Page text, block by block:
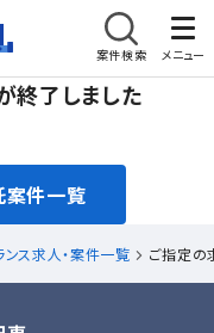
案件検索 メニュー
終了しました
案件一覧
ンス求人・案件一覧 ご指定の